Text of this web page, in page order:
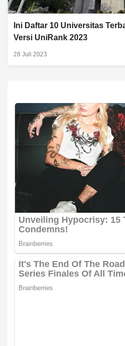
Ini Daftar 10 Universitas
Versi UniRank 2023
28 Juli 2023